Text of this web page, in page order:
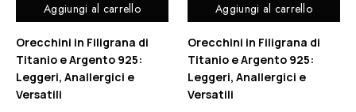
Aggiungi al carrello
Orecchini in Filigrana di
Titanio e Argento 925:
Leggeri, Anallergici e
Versatili
Aggiungi al carrello
Orecchini in Filigrana di
Titanio e Argento 925:
Leggeri, Anallergici e
Versatili